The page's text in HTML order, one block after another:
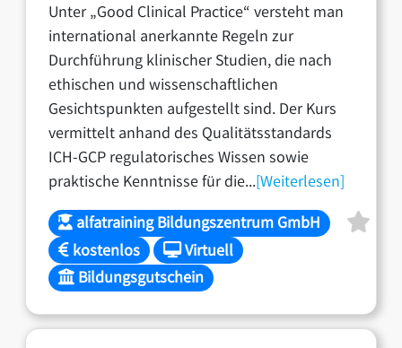
Unter „Good Clinical Practice“ versteht man
international anerkannte Regeln zur
Durchführung klinischer Studien, die nach
ethischen und wissenschaftlichen
Gesichtspunkten aufgestellt sind. Der Kurs
vermittelt anhand des Qualitätsstandards
ICH-GCP regulatorisches Wissen sowie
praktische Kenntnisse für die...[Weiterlesen]
alfatraining Bildungszentrum GmbH
kostenlos
Virtuell
Bildungsgutschein